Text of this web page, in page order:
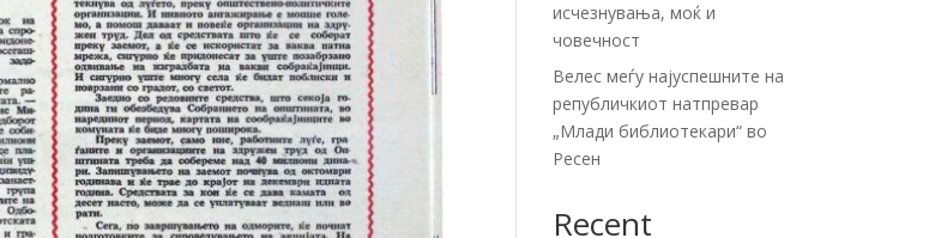
исчезнувања, моќ и
човечност
Велес меѓу најуспешните на
републичкиот натпревар
„Млади библиотекари“ во
Ресен
Recent